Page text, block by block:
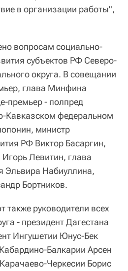
в организации работы",
вопросам социально-
субъектов РФ Северо-
округа. В совещании
глава Минфина
премьер - полпред
Кавказском федеральном
министр
РФ Виктор Басаргин,
Левитин, глава
Эльвира Набиуллина,
Бортников.
также руководители всех
- президент Дагестана
Ингушетии Юнус-Бек
Балкарии Арсен
Черкесии Борис